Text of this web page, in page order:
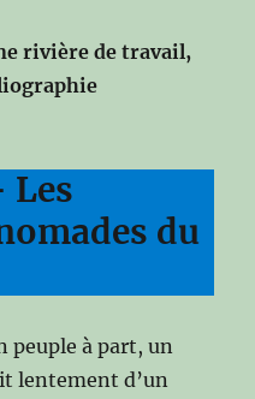
rivière de travail,
Les
du
peuple à part, un
lentement d’un